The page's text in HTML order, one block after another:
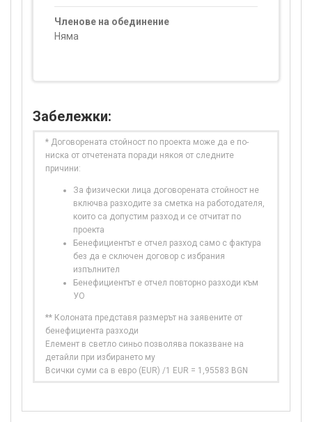
Членове на обединение
Няма
Забележки:
* Договорената стойност по проекта може да е по-
ниска от отчетената поради някоя от следните
причини:
За физически лица договорената стойност не
включва разходите за сметка на работодателя,
които са допустим разход и се отчитат по
проекта
Бенефициентът е отчел разход само с фактура
без да е сключен договор с избрания
изпълнител
Бенефициентът е отчел повторно разходи към
УО
** Колоната представя размерът на заявените от
бенефициента разходи
Елемент в светло синьо позволява показване на
детайли при избирането му
Всички суми са в евро (EUR) /1 EUR = 1,95583 BGN